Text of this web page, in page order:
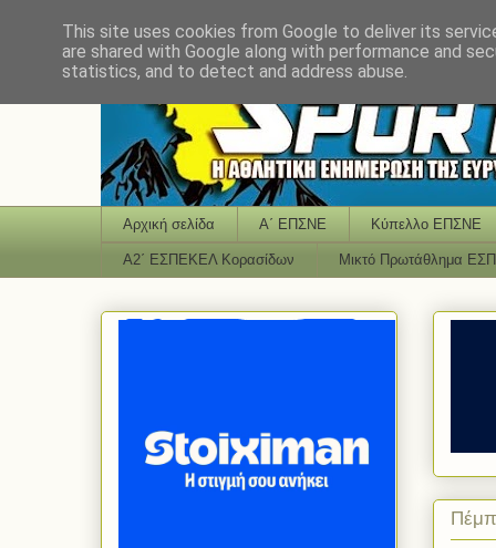
Αρχική σελίδα Α΄ ΕΠΣΝΕ Κύπελλο ΕΠΣΝΕ
Α2΄ ΕΣΠΕΚΕΛ Κορασίδων Μικτό Πρωτάθλημα
This site uses cookies from Google to deliver its
are shared with Google along with performance and
statistics, and to detect and address abuse.